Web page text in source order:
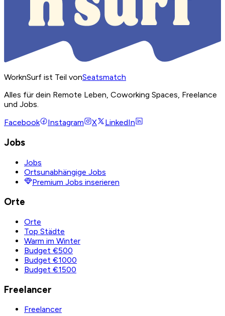
WorknSurf ist Teil vonSeatsmatch
Alles für dein Remote Leben, Coworking Spaces, Freelance
und Jobs.
Facebook
Instagram X LinkedIn
Jobs
Jobs
Ortsunabhängige Jobs
Premium Jobs inserieren
Orte
Orte
Top Städte
Warm im Winter
Budget €500
Budget €1000
Budget €1500
Freelancer
Freelancer